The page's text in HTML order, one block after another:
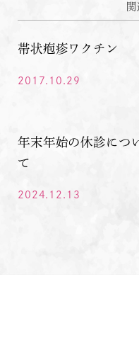
帯状疱疹ワクチン
2017.10.29
年末年始の休診につ
て
2024.12.13